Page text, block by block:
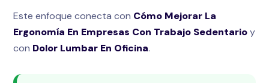
Este enfoque conecta con Cómo Mejorar La
Ergonomía En Empresas Con Trabajo Sedentarioy
con Dolor Lumbar En Oficina.